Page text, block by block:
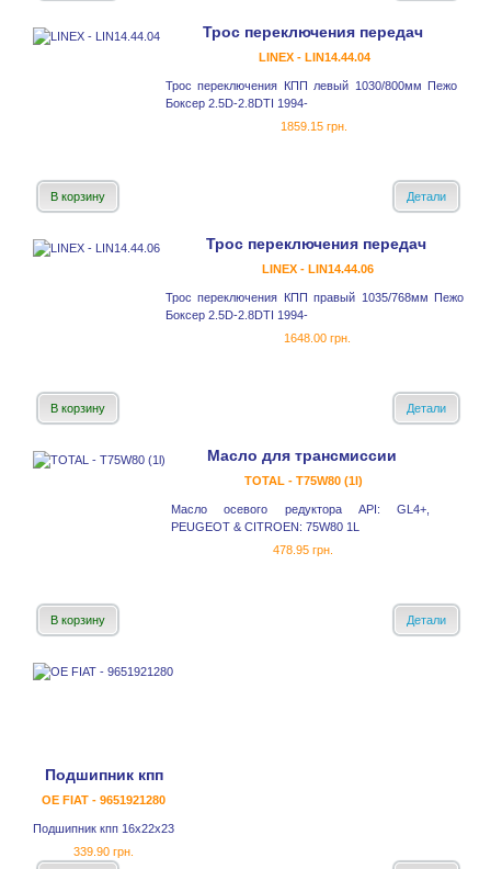
Трос переключения передач
LINEX - LIN14.44.04
Трос переключения КПП левый 1030/800мм Пежо
Боксер 2.5D-2.8DTI 1994-
1859.15 грн.
В корзину Детали
Трос переключения передач
LINEX - LIN14.44.06
Трос переключения КПП правый 1035/768мм Пежо
Боксер 2.5D-2.8DTI 1994-
1648.00 грн.
В корзину Детали
Масло для трансмиссии
TOTAL - T75W80 (1l)
Масло осевого редуктора API: GL4+,
PEUGEOT & CITROEN: 75W80 1L
478.95 грн.
В корзину Детали
Подшипник кпп
OE FIAT - 9651921280
Подшипник кпп 16x22x23
339.90 грн.